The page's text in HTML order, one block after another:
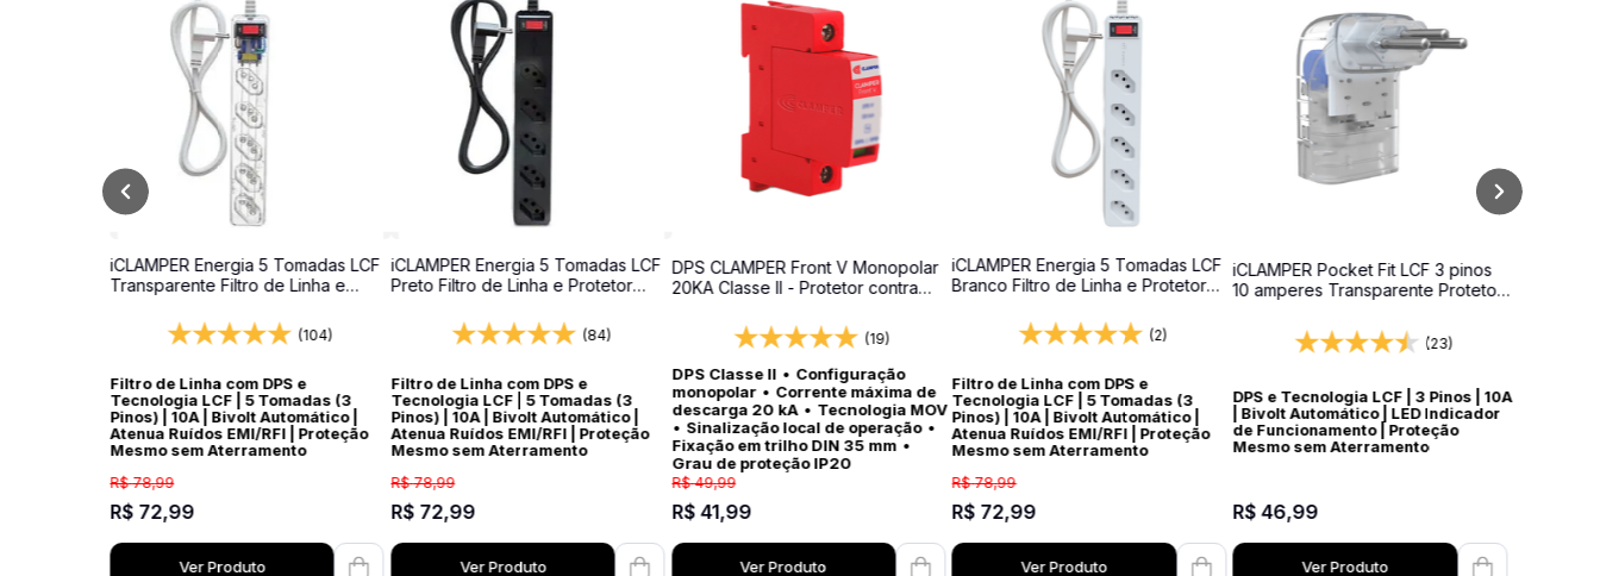
iCLAMPER Energia 5 Tomadas LCF
Transparente Filtro de Linha e
(104)
Filtro de Linha com DPS e
Tecnologia LCF | 5 Tomadas (3
Pinos) | 10A | Bivolt Automático |
Atenua Ruídos EMI/RFI | Proteção
Mesmo sem Aterramento
R$ 78,99
R$ 72,99
Ver Produto
iCLAMPER Energia 5 Tomadas LCF
Preto Filtro de Linha e Protetor
(84)
Filtro de Linha com DPS e
Tecnologia LCF | 5 Tomadas (3
Pinos) | 10A | Bivolt Automático |
Atenua Ruídos EMI/RFI | Proteção
Mesmo sem Aterramento
R$ 78,99
R$ 72,99
Ver Produto
DPS CLAMPER Front V Monopolar
20KA Classe II - Protetor contra
(19)
DPS Classe II• Configuração
monopolar• Corrente máxima de
descarga 20 kA• Tecnologia MOV
• Sinalização local de operação•
Fixação em trilho DIN 35 mm•
Grau de proteção IP20
R$ 49,99
R$ 41,99
Ver Produto
iCLAMPER Energia 5 Tomadas LCF
Branco Filtro de Linha e Protetor
(2)
Filtro de Linha com DPS e
Tecnologia LCF | 5 Tomadas (3
Pinos) | 10A | Bivolt Automático |
Atenua Ruídos EMI/RFI | Proteção
Mesmo sem Aterramento
R$ 78,99
R$ 72,99
Ver Produto
iCLAMPER Pocket Fit LCF 3 pinos
10 amperes Transparente Protetor
(23)
DPS e Tecnologia LCF | 3 Pinos | 10A
| Bivolt Automático | LED Indicador
de Funcionamento | Proteção
Mesmo sem Aterramento
R$ 46,99
Ver Produto